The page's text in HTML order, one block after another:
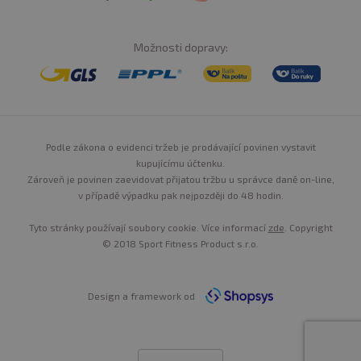
EXTRAKT Z ČESNEKU
Extrakt z česneku je známý svýmipozitivními účinky
na optimální hladinu cholesterolua celkové zdraví
BETAGLUKANY Z OVSA
Betaglukany z ovsa jsou známé svým pozitivním vlivem
na hladinu cholesterolu v krvi.Oatwell™ Bran Powder
obsahuje 22% beta-gluakanů
a rozpustnou vlákninu,
která vytváří v trávicím traktu viskózní gel,
Možnosti dopravy:
Podle zákona o evidenci tržeb je prodávající povinen vystavit
kupujícímu účtenku.
Zároveň je povinen zaevidovat přijatou tržbu u správce daně on-line,
v případě výpadku pak nejpozději do 48 hodin.
Tyto stránky používají soubory cookie. Více informací zde . Copyright
© 2018 Sport Fitness Product s.r.o.
Design a framework od